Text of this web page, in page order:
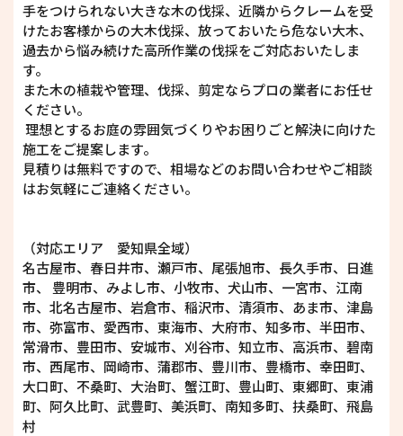
手をつけられない大きな木の伐採、近隣からクレームを受
けたお客様からの大木伐採、放っておいたら危ない大木、
過去から悩み続けた高所作業の伐採をご対応おいたしま
す。
また木の植栽や管理、伐採、剪定ならプロの業者にお任せ
ください。
理想とするお庭の雰囲気づくりやお困りごと解決に向けた
施工をご提案します。
見積りは無料ですので、相場などのお問い合わせやご相談
はお気軽にご連絡ください。
（対応エリア 愛知県全域）
名古屋市、春日井市、瀬戸市、尾張旭市、長久手市、日進
市、 豊明市、みよし市、小牧市、犬山市、一宮市、江南
市、北名古屋市、岩倉市、稲沢市、清須市、あま市、津島
市、弥富市、愛西市、東海市、大府市、知多市、半田市、
常滑市、豊田市、安城市、刈谷市、知立市、高浜市、碧南
市、西尾市、岡崎市、蒲郡市、豊川市、豊橋市、幸田町、
大口町、不桑町、大治町、蟹江町、豊山町、東郷町、東浦
町、阿久比町、武豊町、美浜町、南知多町、扶桑町、飛島
村